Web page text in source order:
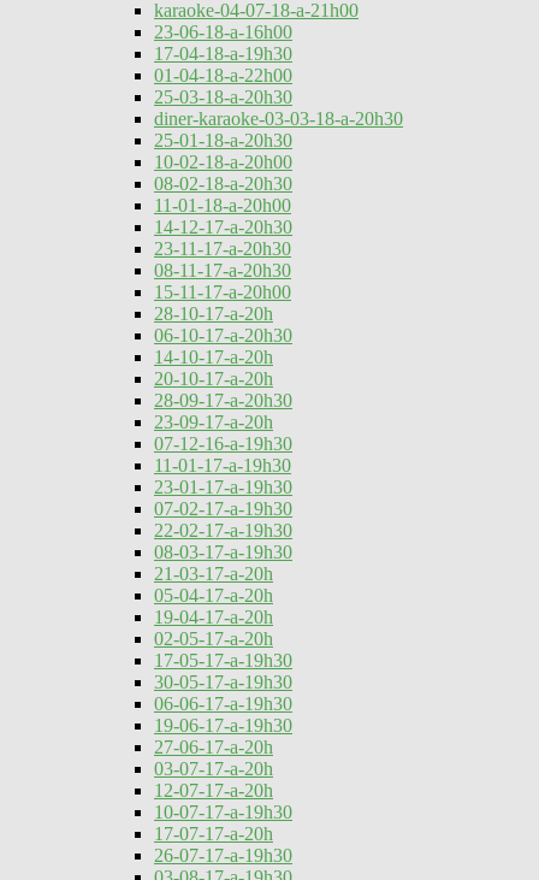
karaoke-04-07-18-a-21h00
23-06-18-a-16h00
17-04-18-a-19h30
01-04-18-a-22h00
25-03-18-a-20h30
diner-karaoke-03-03-18-a-20h30
25-01-18-a-20h30
10-02-18-a-20h00
08-02-18-a-20h30
11-01-18-a-20h00
14-12-17-a-20h30
23-11-17-a-20h30
08-11-17-a-20h30
15-11-17-a-20h00
28-10-17-a-20h
06-10-17-a-20h30
14-10-17-a-20h
20-10-17-a-20h
28-09-17-a-20h30
23-09-17-a-20h
07-12-16-a-19h30
11-01-17-a-19h30
23-01-17-a-19h30
07-02-17-a-19h30
22-02-17-a-19h30
08-03-17-a-19h30
21-03-17-a-20h
05-04-17-a-20h
19-04-17-a-20h
02-05-17-a-20h
17-05-17-a-19h30
30-05-17-a-19h30
06-06-17-a-19h30
19-06-17-a-19h30
27-06-17-a-20h
03-07-17-a-20h
12-07-17-a-20h
10-07-17-a-19h30
17-07-17-a-20h
26-07-17-a-19h30